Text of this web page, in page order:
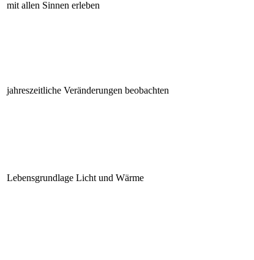
mit allen Sinnen erleben
jahreszeitliche Veränderungen beobachten
Lebensgrundlage Licht und Wärme